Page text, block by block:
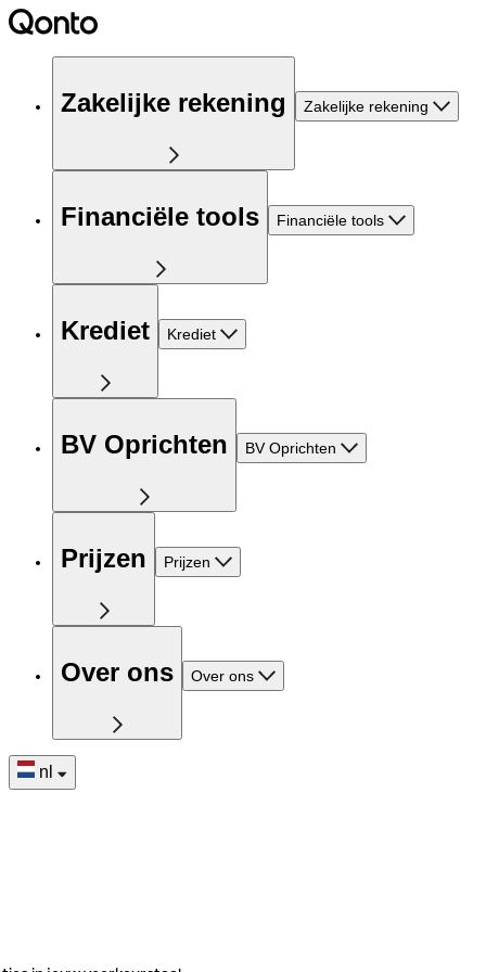
Zakelijke rekening Zakelijke rekening
Financiële tools Financiële tools
Krediet Krediet
BV Oprichten BV Oprichten
Prijzen Prijzen
Over ons Over ons
nl